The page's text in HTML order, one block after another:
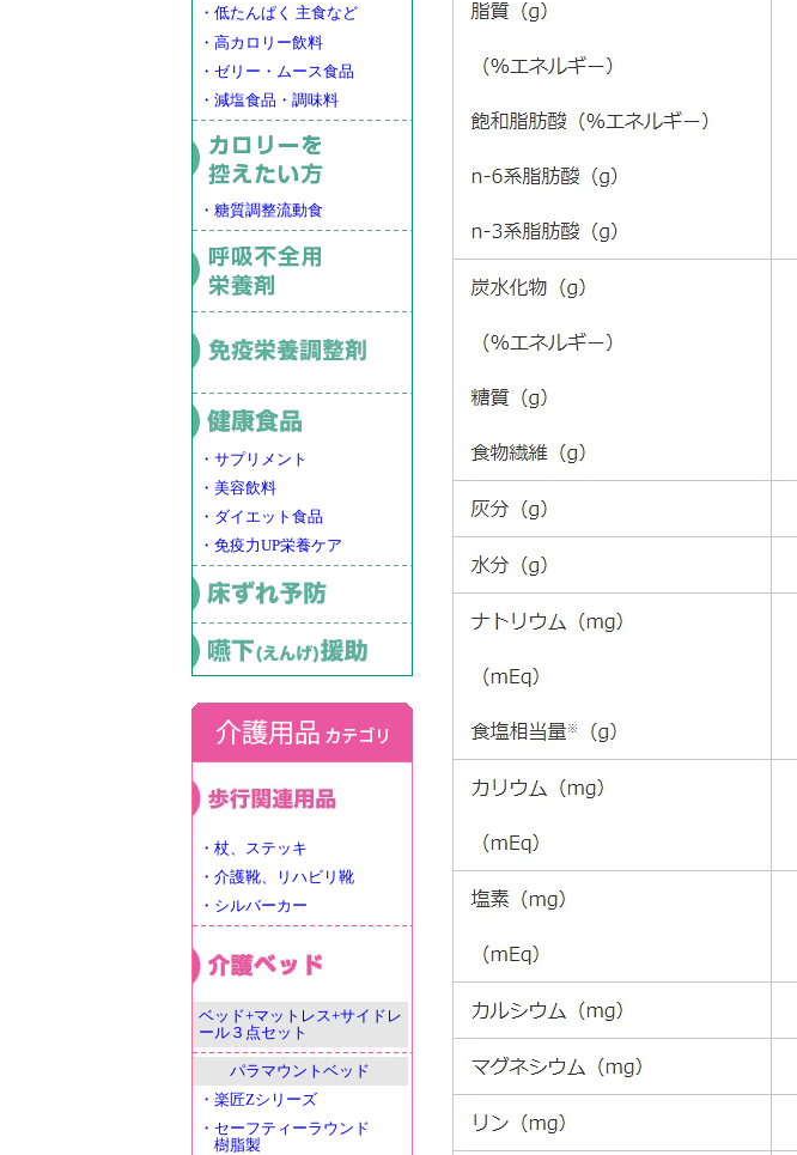
・低たんぱく 主食など
・高カロリー飲料
・ゼリー・ムース食品
・減塩食品・調味料
・糖質調整流動食
・サプリメント
・美容飲料
・ダイエット食品
・免疫力UP栄養ケア
・杖、ステッキ
・介護靴、リハビリ靴
・シルバーカー
ベッド+マットレス+サイドレ
ール３点セット
パラマウントベッド
・楽匠Zシリーズ
・セーフティーラウンド
樹脂製